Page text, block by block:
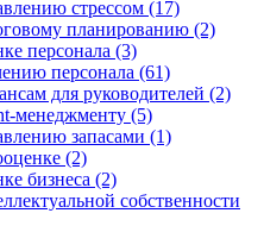
стрессом (17)
планированию (2)
персонала (3)
персонала (61)
для руководителей (2)
менеджменту (5)
запасами (1)
(2)
бизнеса (2)
собственности